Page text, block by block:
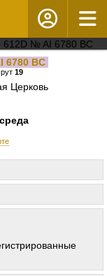
6780 BC
19
Церковь